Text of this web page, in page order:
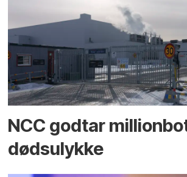
NCC godtar
dødsulykke